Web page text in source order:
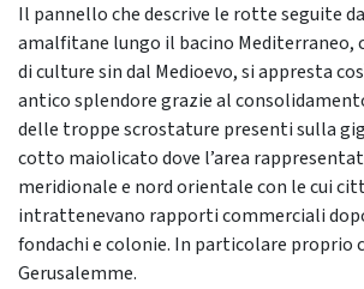
Il pannello che descrive le rotte seguite
amalfitane lungo il bacino Mediterraneo,
di culture sin dal Medioevo, si appresta
antico splendore grazie al
delle troppe scrostature presenti sulla
cotto maiolicato dove l’area
meridionale e nord orientale con le cui
intrattenevano rapporti commerciali
fondachi e colonie. In particolare proprio
Gerusalemme.